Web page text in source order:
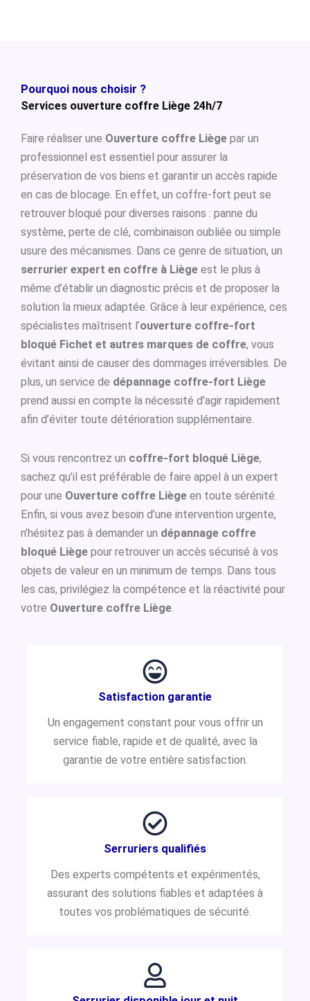
Pourquoi nous choisir ?
Services ouverture coffre Liège 24h/7
Faire réaliser une Ouverture coffre Liège par un
professionnel est essentiel pour assurer la
préservation de vos biens et garantir un accès rapide
en cas de blocage. En effet, un coffre-fort peut se
retrouver bloqué pour diverses raisons : panne du
système, perte de clé, combinaison oubliée ou simple
usure des mécanismes. Dans ce genre de situation, un
serrurier expert en coffre à Liège est le plus à
même d’établir un diagnostic précis et de proposer la
solution la mieux adaptée. Grâce à leur expérience, ces
spécialistes maîtrisent l’ouverture coffre-fort
bloqué Fichet et autres marques de coffre, vous
évitant ainsi de causer des dommages irréversibles. De
plus, un service de dépannage coffre-fort Liège
prend aussi en compte la nécessité d’agir rapidement
afin d’éviter toute détérioration supplémentaire.
Si vous rencontrez un coffre-fort bloqué Liège,
sachez qu’il est préférable de faire appel à un expert
pour une Ouverture coffre Liège en toute sérénité.
Enfin, si vous avez besoin d’une intervention urgente,
n’hésitez pas à demander un dépannage coffre
bloqué Liège pour retrouver un accès sécurisé à vos
objets de valeur en un minimum de temps. Dans tous
les cas, privilégiez la compétence et la réactivité pour
votre Ouverture coffre Liège.
Satisfaction garantie
Un engagement constant pour vous offrir un
service fiable, rapide et de qualité, avec la
garantie de votre entière satisfaction.
Serruriers qualifiés
Des experts compétents et expérimentés,
assurant des solutions fiables et adaptées à
toutes vos problématiques de sécurité.